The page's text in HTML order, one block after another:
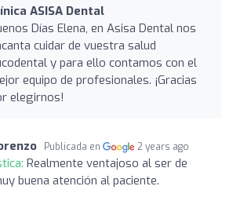
ASISA Dental
Días Elena, en Asisa Dental nos
cuidar de vuestra salud
y para ello contamos con el
equipo de profesionales. ¡Gracias
elegirnos!
Publicada en 2 years ago
Realmente ventajoso al ser de
buena atención al paciente.